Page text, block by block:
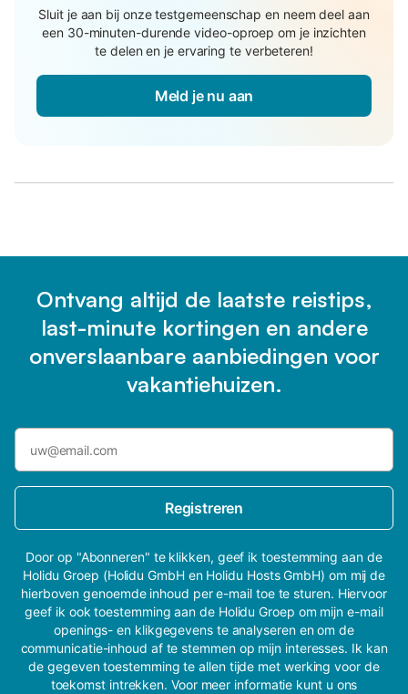
Sluit je aan bij onze testgemeenschap en neem deel aan
een 30-minuten-durende video-oproep om je inzichten
te delen en je ervaring te verbeteren!
Meld je nu aan
Ontvang altijd de laatste reistips,
last-minute kortingen en andere
onverslaanbare aanbiedingen voor
vakantiehuizen.
Registreren
Door op "Abonneren" te klikken, geef ik toestemming aan de
Holidu Groep (Holidu GmbH en Holidu Hosts GmbH) om mij de
hierboven genoemde inhoud per e-mail toe te sturen. Hiervoor
geef ik ook toestemming aan de Holidu Groep om mijn e-mail
openings- en klikgegevens te analyseren en om de
communicatie-inhoud af te stemmen op mijn interesses. Ik kan
de gegeven toestemming te allen tijde met werking voor de
toekomst intrekken. Voor meer informatie kunt u ons